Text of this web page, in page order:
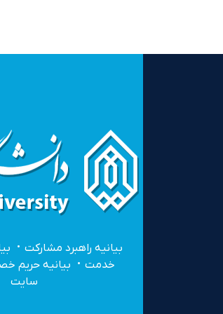
بیانیه راهبرد مشارکت
خدمت
بیانیه حریم
سایت